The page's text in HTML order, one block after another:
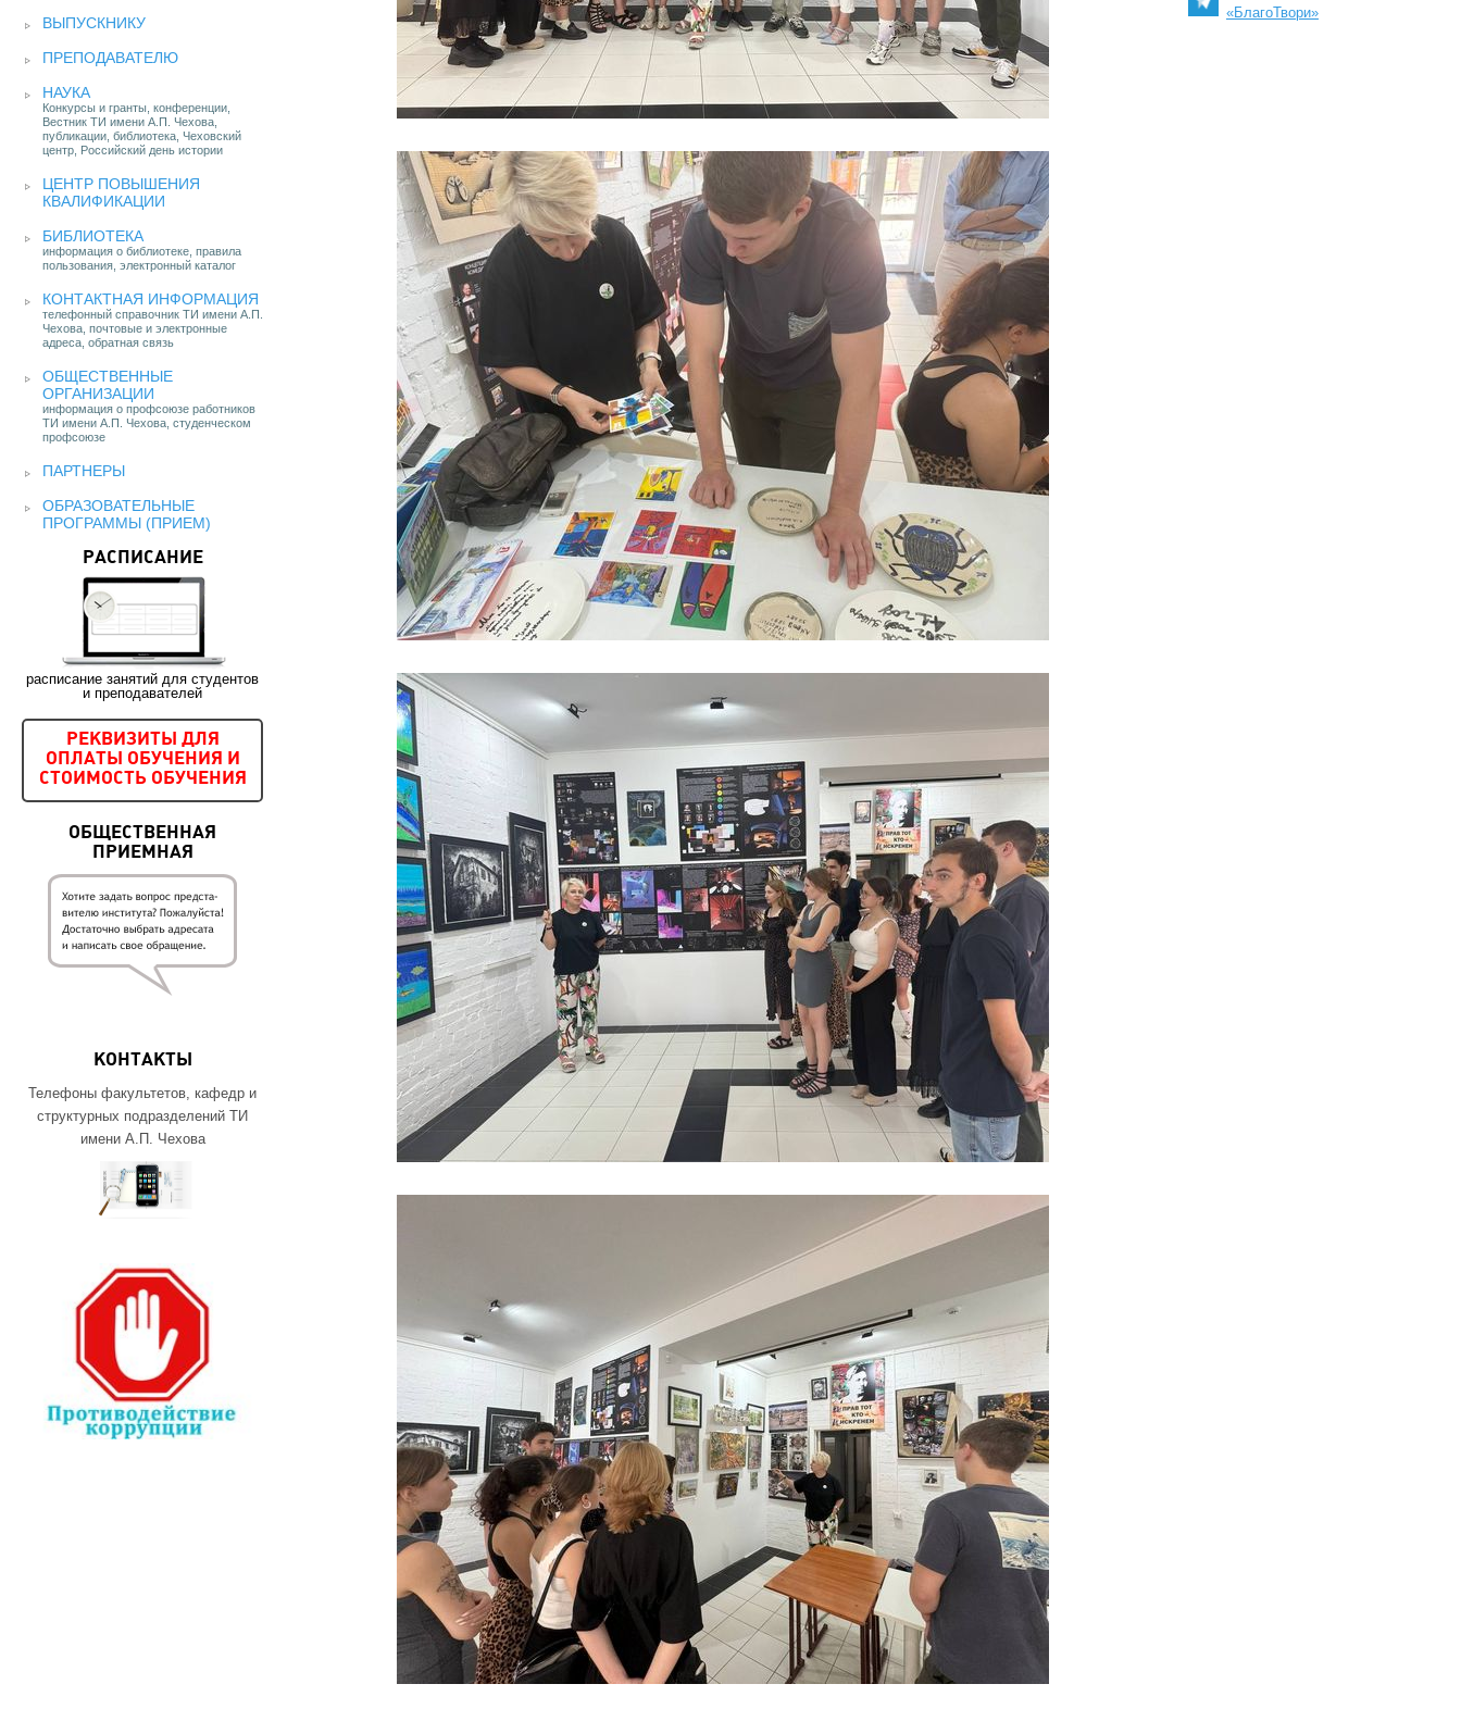
ВЫПУСКНИКУ
ПРЕПОДАВАТЕЛЮ
НАУКА
Конкурсы и гранты, конференции,
Вестник ТИ имени А.П. Чехова,
публикации, библиотека, Чеховский
центр, Российский день истории
ЦЕНТР ПОВЫШЕНИЯ
КВАЛИФИКАЦИИ
БИБЛИОТЕКА
информация о библиотеке, правила
пользования, электронный каталог
КОНТАКТНАЯ ИНФОРМАЦИЯ
телефонный справочник ТИ имени А.П.
Чехова, почтовые и электронные
адреса, обратная связь
ОБЩЕСТВЕННЫЕ
ОРГАНИЗАЦИИ
информация о профсоюзе работников
ТИ имени А.П. Чехова, студенческом
профсоюзе
ПАРТНЕРЫ
ОБРАЗОВАТЕЛЬНЫЕ
ПРОГРАММЫ (ПРИЕМ)
РАСПИСАНИЕ
расписание занятий для студентов
и преподавателей
РЕКВИЗИТЫ ДЛЯ
ОПЛАТЫ ОБУЧЕНИЯ И
СТОИМОСТЬ ОБУЧЕНИЯ
ОБЩЕСТВЕННАЯ
ПРИЕМНАЯ
КОНТАКТЫ
Телефоны факультетов, кафедр и
структурных подразделений ТИ
имени А.П. Чехова
«БлагоТвори»